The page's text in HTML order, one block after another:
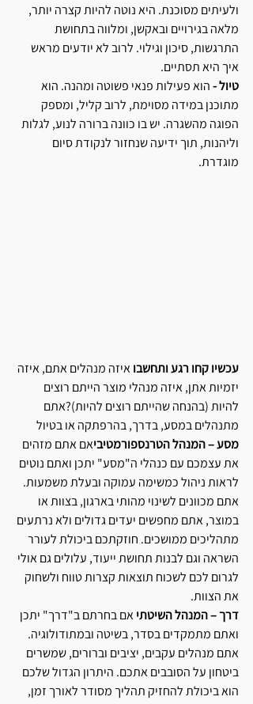
ולעיתים מסוכנת. היא נוטה להיות קצרה יותר,
מלאה בגירויים ובאקשן, ומלווה בתחושת
התרגשות, סיכון וגילוי. לרוב לא יודעים מראש
איך היא תסתיים.
טיול - הוא פעילות פנאי פשוטה ומהנה. הוא
מתוכנן במידה מסוימת, לרוב קליל, ומספק
הפוגה מהשגרה. יש בו כוונה ברורה לנוע, לגלות
וליהנות, תוך ידיעה שנחזור לנקודת סיום
מוגדרת.
עכשיו קחו רגע ותחשבו איזה מנהלים אתם, איזה
יזמיות אתן, איזה מנהלי מוצר הייתם רוצים
להיות (בהנחה שהייתם רוצים להיות)?אתם
מתנהלים במסע, בדרך, בהרפתקה או בטיול
מסע – המנהל הטרנספורמטיביאם אתם מזהים
את עצמכם עם כנהלי ה"מסע" יתכן ואתם נוטים
לראות ניהול כמשימה עמוקה ובעלת משמעות.
אתם מכוונים לשינוי מהותי בארגון, בצוות או
במוצר, אתם מחפשים יעדים גדולים ולא נרתעים
מתהליכים ממושכים. חוזקתכם ביכולת לעורר
השראה וגם לבנות תחושת ייעוד, עלולים גם אולי
לגרום לכם לשכוח תוצאות קצרות טווח ולשחוק
את הצוות.
דרך – המנהל השיטתי אם בחרתם ב"דרך" יתכן
ואתם מתמקדים בסדר, בשיטה ובמתודולוגיה.
אתם מנהלים עקבים, יציבים וברורים, שמשרים
ביטחון על הסובבים אתכם. היתרון הגדול שלכם
הוא ביכולת להחזיק תהליך מסודר לאורך זמן,